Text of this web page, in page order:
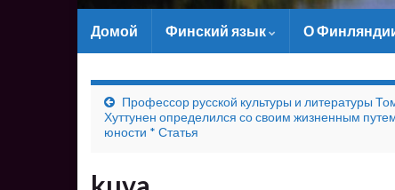
Домой Финский язык О
Профессор русской культуры и литературы
Хуттунен определился со своим жизненным
юности * Статья